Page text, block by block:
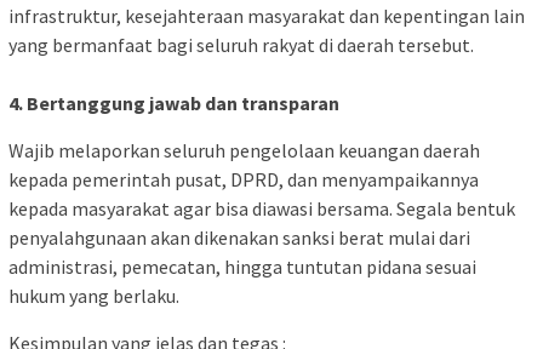
infrastruktur, kesejahteraan masyarakat dan kepentingan lain
yang bermanfaat bagi seluruh rakyat di daerah tersebut.
4. Bertanggung jawab dan transparan
Wajib melaporkan seluruh pengelolaan keuangan daerah
kepada pemerintah pusat, DPRD, dan menyampaikannya
kepada masyarakat agar bisa diawasi bersama. Segala bentuk
penyalahgunaan akan dikenakan sanksi berat mulai dari
administrasi, pemecatan, hingga tuntutan pidana sesuai
hukum yang berlaku.
Kesimpulan yang jelas dan tegas :